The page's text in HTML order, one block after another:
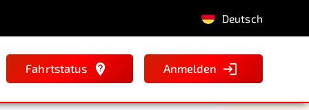
Deutsch
Fahrtstatus Anmelden